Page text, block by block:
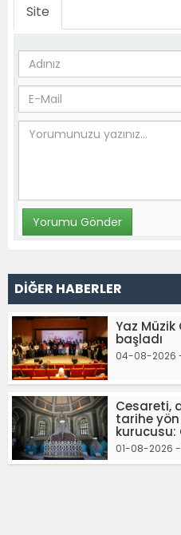
Site
DİĞER HABERLER
Yaz
başladı
04-08-2026
Cesareti,
tarihe
kurucusu:
01-08-2026 -